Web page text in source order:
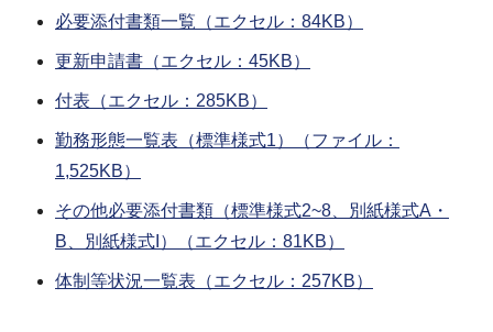
必要添付書類一覧（エクセル：84KB）
更新申請書（エクセル：45KB）
付表（エクセル：285KB）
勤務形態一覧表（標準様式1）（ファイル：
1,525KB）
その他必要添付書類（標準様式2~8、別紙様式A・
B、別紙様式I）（エクセル：81KB）
体制等状況一覧表（エクセル：257KB）